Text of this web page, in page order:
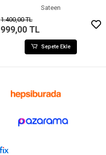
Sateen
1.400,00 TL
999,00 TL
Sepete Ekle